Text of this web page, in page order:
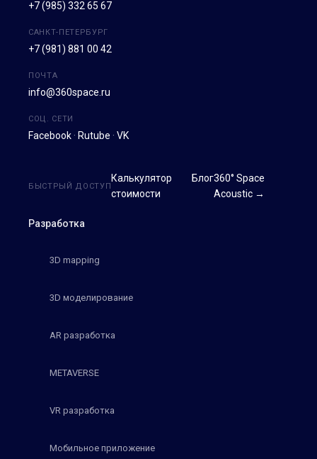
+7 (985) 332 65 67
САНКТ-ПЕТЕРБУРГ
+7 (981) 881 00 42
ПОЧТА
info@360space.ru
СОЦ. СЕТИ
Facebook · Rutube · VK
Разработка
3D mapping
3D моделирование
AR разработка
METAVERSE
VR разработка
Мобильное приложение
БЫСТРЫЙ ДОСТУП
Калькулятор
стоимости
Блог360° Space
Acoustic →